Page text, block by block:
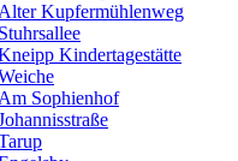
Alter Kupfermühlenweg
Stuhrsallee
Kindertagestätte
Am Sophienhof